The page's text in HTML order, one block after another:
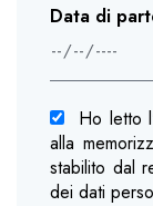
Data di
Ho letto
alla
stabilito dal
dei dati